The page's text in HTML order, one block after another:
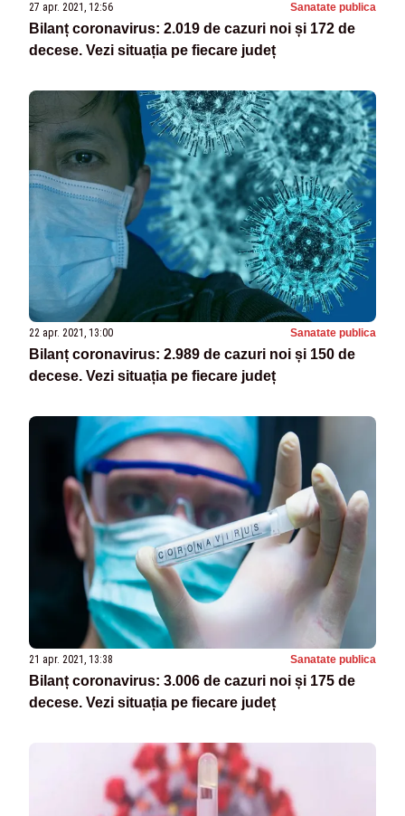
27 apr. 2021, 12:56 Sanatate publica
Bilanț coronavirus: 2.019 de cazuri noi și 172 de
decese. Vezi situația pe fiecare județ
22 apr. 2021, 13:00 Sanatate publica
Bilanț coronavirus: 2.989 de cazuri noi și 150 de
decese. Vezi situația pe fiecare județ
21 apr. 2021, 13:38 Sanatate publica
Bilanț coronavirus: 3.006 de cazuri noi și 175 de
decese. Vezi situația pe fiecare județ